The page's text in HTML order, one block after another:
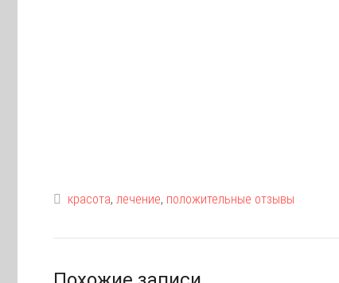
красота, лечение, положительные отзывы